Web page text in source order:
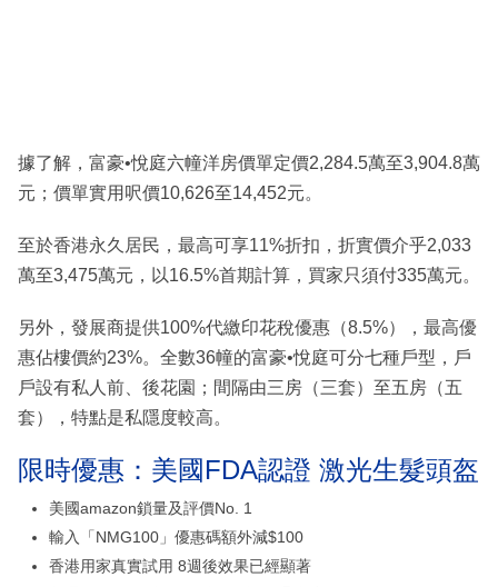
據了解，富豪•悅庭六幢洋房價單定價2,284.5萬至3,904.8萬
元；價單實用呎價10,626至14,452元。
至於香港永久居民，最高可享11%折扣，折實價介乎2,033
萬至3,475萬元，以16.5%首期計算，買家只須付335萬元。
另外，發展商提供100%代繳印花稅優惠（8.5%），最高優
惠佔樓價約23%。全數36幢的富豪•悅庭可分七種戶型，戶
戶設有私人前、後花園；間隔由三房（三套）至五房（五
套），特點是私隱度較高。
限時優惠：美國FDA認證 激光生髮頭盔
美國amazon鎖量及評價No. 1
輸入「NMG100」優惠碼額外減$100
香港用家真實試用 8週後效果已經顯著